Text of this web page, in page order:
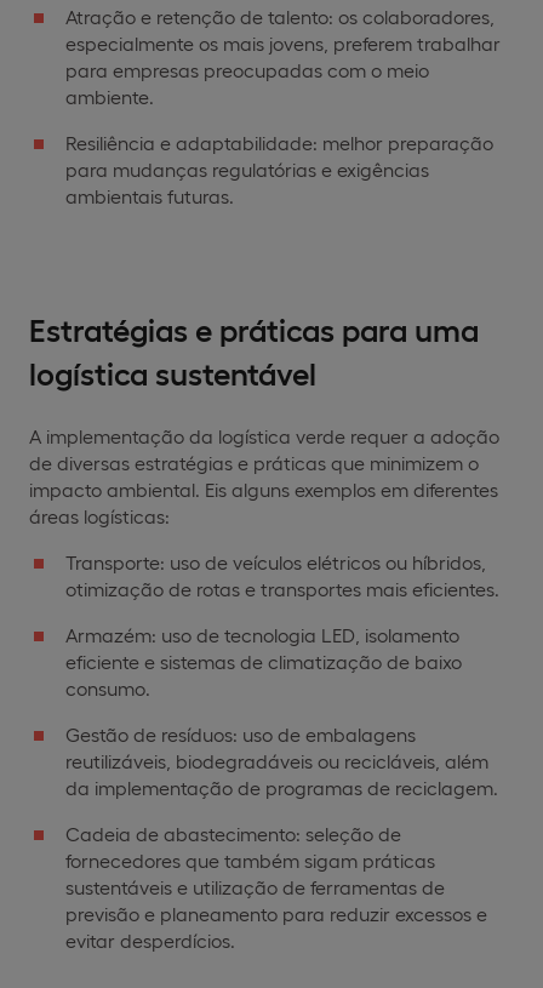
Atração e retenção de talento: os colaboradores,
especialmente os mais jovens, preferem trabalhar
para empresas preocupadas com o meio
ambiente.
Resiliência e adaptabilidade: melhor preparação
para mudanças regulatórias e exigências
ambientais futuras.
Estratégias e práticas para uma
logística sustentável
A implementação da logística verde requer a adoção
de diversas estratégias e práticas que minimizem o
impacto ambiental. Eis alguns exemplos em diferentes
áreas logísticas:
Transporte: uso de veículos elétricos ou híbridos,
otimização de rotas e transportes mais eficientes.
Armazém: uso de tecnologia LED, isolamento
eficiente e sistemas de climatização de baixo
consumo.
Gestão de resíduos: uso de embalagens
reutilizáveis, biodegradáveis ou recicláveis, além
da implementação de programas de reciclagem.
Cadeia de abastecimento: seleção de
fornecedores que também sigam práticas
sustentáveis e utilização de ferramentas de
previsão e planeamento para reduzir excessos e
evitar desperdícios.